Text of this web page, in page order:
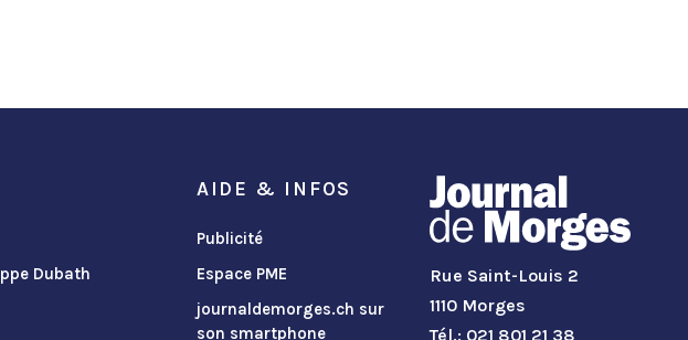
Dubath
AIDE & INFOS
Publicité
Espace PME
journaldemorges.ch sur
son smartphone
Rue Saint-Louis 2
1110 Morges
Tél.: 021 801 21 38